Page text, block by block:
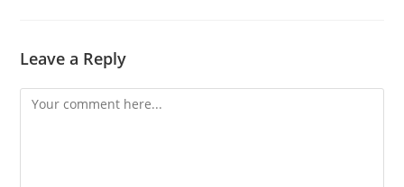
Leave a Reply